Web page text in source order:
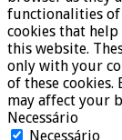
functionalities of
cookies that
this website.
only with your
of these
may affect your
Necessário
Necessário